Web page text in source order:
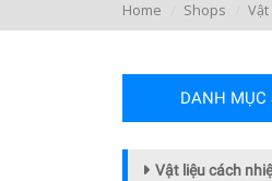
Home Shops
DANH MỤC
Vật liệu cách